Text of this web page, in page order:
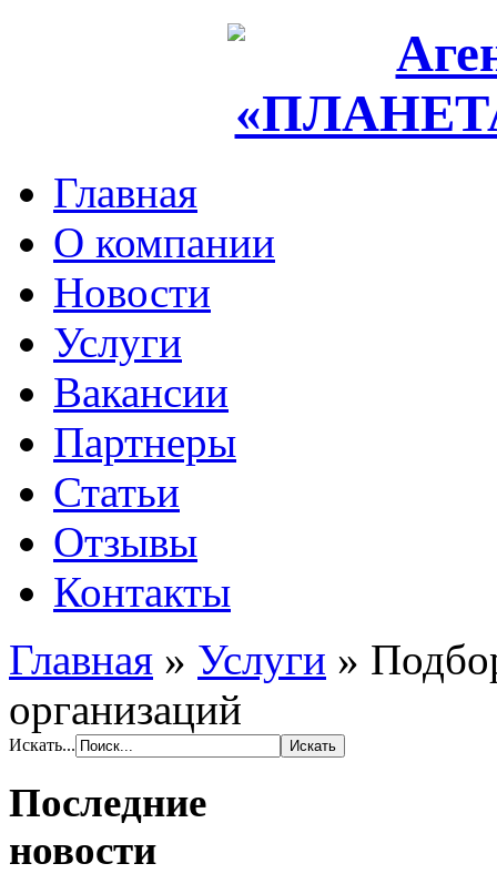
Главная
О компании
Новости
Услуги
Вакансии
Партнеры
Статьи
Отзывы
Контакты
Главная » Услуги »
организаций
Искать...
Последние
новости